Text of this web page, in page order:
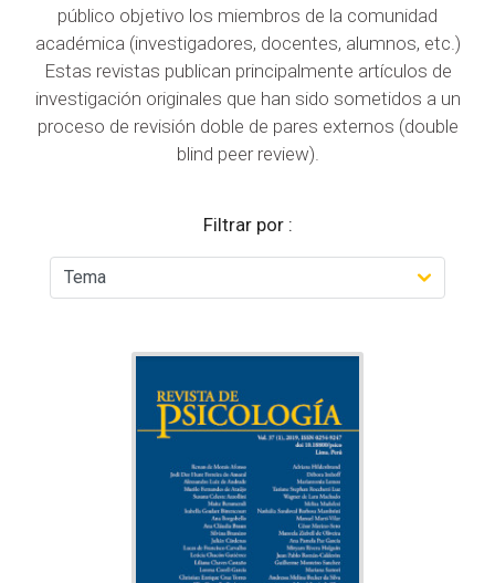
público objetivo los miembros de la comunidad
académica (investigadores, docentes, alumnos, etc.)
Estas revistas publican principalmente artículos de
investigación originales que han sido sometidos a un
proceso de revisión doble de pares externos (double
blind peer review).
Filtrar por :
PSICOLOGÍA
Tema:
Psicología
Editado por:
Departmento
de Psicología
Indexado